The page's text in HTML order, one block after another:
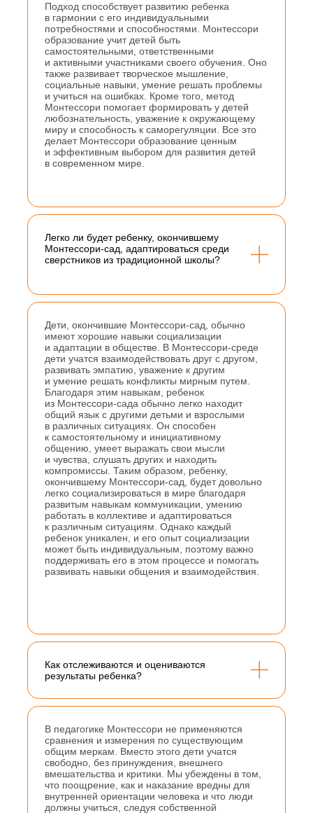
Подход способствует развитию ребенка
в гармонии с его индивидуальными
потребностями и способностями. Монтессори
образование учит детей быть
самостоятельными, ответственными
и активными участниками своего обучения. Оно
также развивает творческое мышление,
социальные навыки, умение решать проблемы
и учиться на ошибках. Кроме того, метод
Монтессори помогает формировать у детей
любознательность, уважение к окружающему
миру и способность к саморегуляции. Все это
делает Монтессори образование ценным
и эффективным выбором для развития детей
в современном мире.
Легко ли будет ребенку, окончившему
Монтессори-сад, адаптироваться среди
сверстников из традиционной школы?
Дети, окончившие Монтессори-сад, обычно
имеют хорошие навыки социализации
и адаптации в обществе. В Монтессори-среде
дети учатся взаимодействовать друг с другом,
развивать эмпатию, уважение к другим
и умение решать конфликты мирным путем.
Благодаря этим навыкам, ребенок
из Монтессори-сада обычно легко находит
общий язык с другими детьми и взрослыми
в различных ситуациях. Он способен
к самостоятельному и инициативному
общению, умеет выражать свои мысли
и чувства, слушать других и находить
компромиссы. Таким образом, ребенку,
окончившему Монтессори-сад, будет довольно
легко социализироваться в мире благодаря
развитым навыкам коммуникации, умению
работать в коллективе и адаптироваться
к различным ситуациям. Однако каждый
ребенок уникален, и его опыт социализации
может быть индивидуальным, поэтому важно
поддерживать его в этом процессе и помогать
развивать навыки общения и взаимодействия.
Как отслеживаются и оцениваются
результаты ребенка?
В педагогике Монтессори не применяются
сравнения и измерения по существующим
общим меркам. Вместо этого дети учатся
свободно, без принуждения, внешнего
вмешательства и критики. Мы убеждены в том,
что поощрение, как и наказание вредны для
внутренней ориентации человека и что люди
должны учиться, следуя собственной